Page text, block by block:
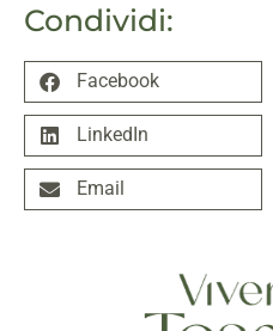
Condividi:
Facebook
LinkedIn
Email